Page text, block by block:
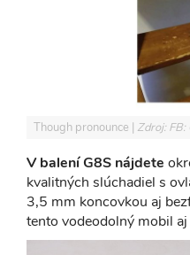
Though pronounce Zdroj: FB:
V balení G8S nájdete
kvalitných slúchadiel s
3,5 mm koncovkou aj
tento vodeodolný mobil